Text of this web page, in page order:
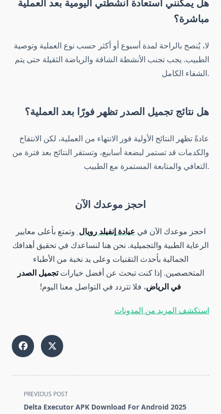
هل يمكنني استعادة أنشطتي اليومية بعد العملية
مباشرة؟
لا، يُنصح بالراحة لمدة أسبوع أو أكثر حسب نوع العملية وتوصية
الطبيب. يجب تجنب الأنشطة الشاقة والرياضة الثقيلة حتى يتم
الشفاء الكامل.
هل نتائج تجميل الصدر تظهر فورًا بعد العملية؟
عادةً تظهر النتائج الأولية فور الانتهاء من العملية، لكن الانتفاخ
والكدمات قد تستمر لبضعة أسابيع، وتستقر النتائج بعد فترة من
التعافي والمتابعة المستمرة مع الطبيب.
احجز موعدك الآن
احجز موعدك الآن في عيادة إنفيلد رويال وتمتع بأعلى معايير
الرعاية الطبية والتجميلية. نحن هنا لنساعدك في تحقيق أهدافك
الجمالية بأحدث التقنيات وعلى يد نخبة من الأطباء
المتخصصين. إذا كنت تبحث عن أفضل خياراتتجميل الصدر
في الرياض، فلا تتردد في التواصل معنا اليوم!
استكشف المزيد من المدونات
<span
class="nav-
PREVIOUS POST
Delta Executor APK Download For Android 2025